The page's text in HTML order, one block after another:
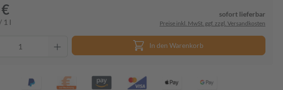
1 l
sofort lieferbar
Preise inkl. MwSt. ggf. zzgl. Versandkosten
In den Warenkorb